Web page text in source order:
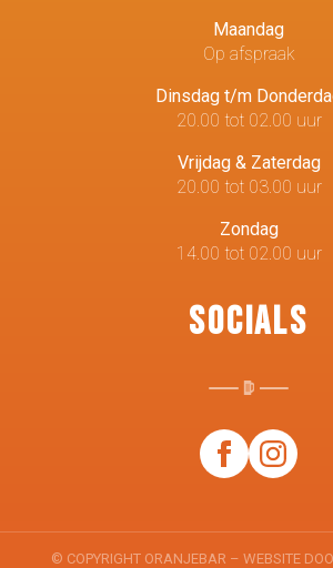
Maandag
Op afspraak
Dinsdag t/m
20.00 tot 02.00 uur
Vrijdag & Zaterdag
20.00 tot 03.00 uur
Zondag
14.00 tot 02.00 uur
Socials
© COPYRIGHT ORANJEBAR – WEBSITE